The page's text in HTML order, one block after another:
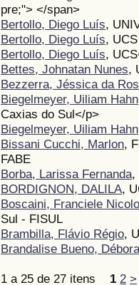
pre;"> </span>
Bertollo, Diego Luís,
Bertollo, Diego Luís, UCS
Bertollo, Diego Luís,
Bettes, Johnatan Nunes,
Bezzerra, Jéssica da
Biegelmeyer, Uiliam Hahn
Caxias do Sul</p>
Biegelmeyer, Uiliam Hahn
Bissani Cucchi, Marlon,
FABE
Borba, Larissa Fernanda,
BORDIGNON, DALILA,
Boscaini, Franciele
Sul - FISUL
Brambilla, Flávio Régio,
Brandalise Bueno, Débora
1 a 25 de 27 itens 1 2 >